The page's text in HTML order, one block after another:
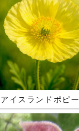
アイスランドポピー